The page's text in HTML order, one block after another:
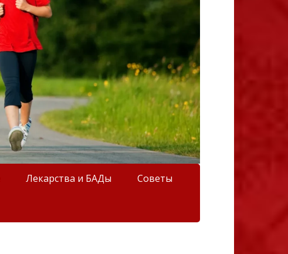
Лекарства и БАДы Советы